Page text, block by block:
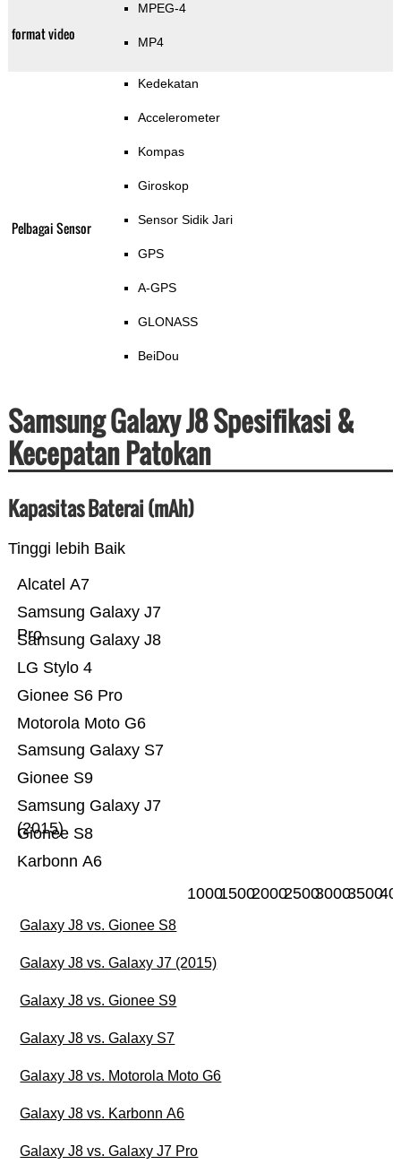
format video
MPEG-4
MP4
Pelbagai Sensor
Kedekatan
Accelerometer
Kompas
Giroskop
Sensor Sidik Jari
GPS
A-GPS
GLONASS
BeiDou
Samsung Galaxy J8 Spesifikasi &
Kecepatan Patokan
Kapasitas Baterai (mAh)
Tinggi lebih Baik
Karbonn A6
Gionee S8
Samsung Galaxy J7
(2015)
Gionee S9
Samsung Galaxy S7
Motorola Moto G6
Gionee S6 Pro
LG Stylo 4
Samsung Galaxy J8
Samsung Galaxy J7
Pro
Alcatel A7
100015002000250030003500
Galaxy J8 vs. Gionee S8
Galaxy J8 vs. Galaxy J7 (2015)
Galaxy J8 vs. Gionee S9
Galaxy J8 vs. Galaxy S7
Galaxy J8 vs. Motorola Moto G6
Galaxy J8 vs. Karbonn A6
Galaxy J8 vs. Galaxy J7 Pro